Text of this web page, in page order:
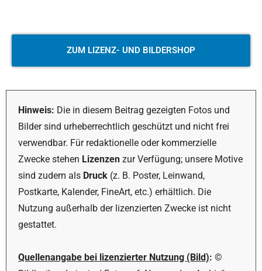
ZUM LIZENZ- UND BILDERSHOP
Hinweis: Die in diesem Beitrag gezeigten Fotos und
Bilder sind urheberrechtlich geschützt und nicht frei
verwendbar. Für redaktionelle oder kommerzielle
Zwecke stehen Lizenzen zur Verfügung; unsere Motive
sind zudem als Druck (z. B. Poster, Leinwand,
Postkarte, Kalender, FineArt, etc.) erhältlich. Die
Nutzung außerhalb der lizenzierten Zwecke ist nicht
gestattet.
Quellenangabe bei lizenzierter Nutzung (Bild): ©